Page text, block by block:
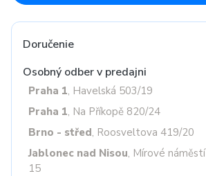
Doručenie
Osobný odber v predajni
Praha 1, Havelská 503/19
Praha 1, Na Příkopě 820/24
Brno - střed, Roosveltova 419/20
Jablonec nad Nisou, Mírové náměstí
15